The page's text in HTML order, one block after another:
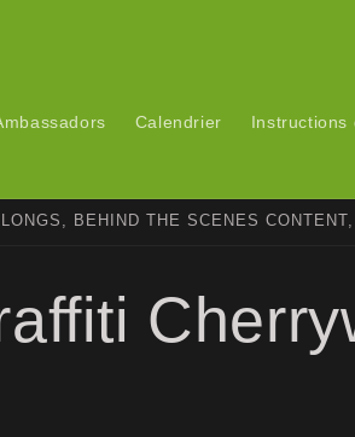
Calendrier Instructions
/
r
i
BEHIND THE SCENES